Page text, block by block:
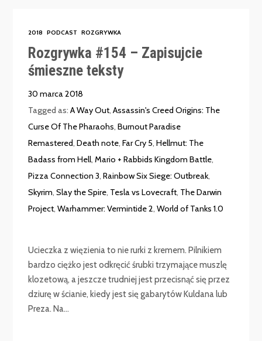
2018 PODCAST ROZGRYWKA
Rozgrywka #154 – Zapisujcie
śmieszne teksty
30 marca 2018
Tagged as:A Way Out,Assassin's Creed Origins: The
Curse Of The Pharaohs,Burnout Paradise
Remastered,Death note,Far Cry 5,Hellmut: The
Badass from Hell,Mario + Rabbids Kingdom Battle,
Pizza Connection 3,Rainbow Six Siege: Outbreak,
Skyrim,Slay the Spire, Tesla vs Lovecraft, The Darwin
Project,Warhammer: Vermintide 2,World of Tanks 1.0
Ucieczka z więzienia to nie rurki z kremem. Pilnikiem
bardzo ciężko jest odkręcić śrubki trzymające muszlę
klozetową, a jeszcze trudniej jest przecisnąć się przez
dziurę w ścianie, kiedy jest się gabarytów Kuldana lub
Preza. Na...